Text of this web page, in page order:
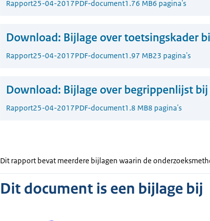
Rapport25-04-2017PDF-document1.76 MB6 pagina's
Download: Bijlage over toetsingskader
Rapport25-04-2017PDF-document1.97 MB23 pagina's
Download: Bijlage over begrippenlijst
Rapport25-04-2017PDF-document1.8 MB8 pagina's
Dit rapport bevat meerdere bijlagen waarin de
Dit document is een bijlage bij